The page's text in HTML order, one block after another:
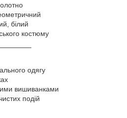
білий
костюму
одягу
вишиванками
подій